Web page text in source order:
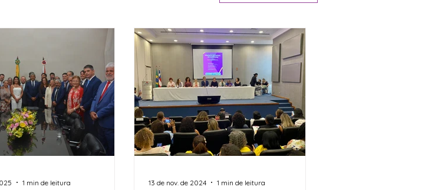
Cidades Cultura
Desenvolvimento Territorial
Imprensa Assistência Social
Pesar Segurança Alimentar
1 min de leitura 13 de nov. de 2024 1 min de leitura